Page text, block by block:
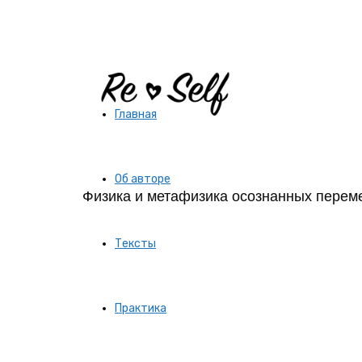
Re-
Self
Создай
Физика и метафизика осознанных
Главная
Об авторе
Тексты
Практика